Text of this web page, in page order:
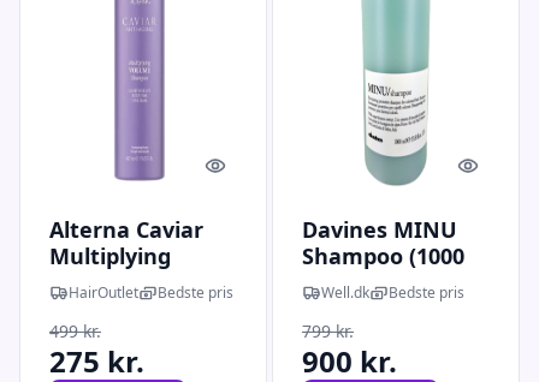
Quick look
Alterna Caviar
Multiplying
Volume
Shampoo, 487 ml
HairOutlet Bedste pris
499 kr.
275 kr.
Quick
Davines MINU
Shampoo (1000
ml)Well.dk Bedste pris
799 kr.
900 kr.